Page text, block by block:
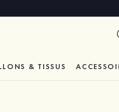
& TISSUS